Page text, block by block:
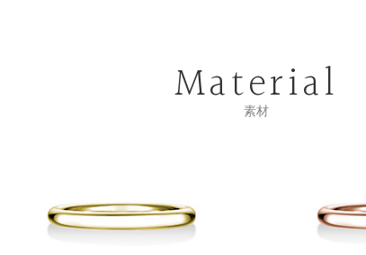
Material
素材